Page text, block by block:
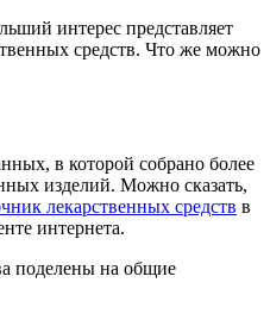
интерес представляет
средств. Что же можно
в которой собрано более
изделий. Можно сказать,
лекарственных средств в
интернета.
поделены на общие